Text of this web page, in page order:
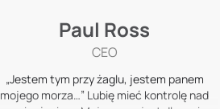
Paul Ross
CEO
„Jestem tym przy żaglu, jestem panem
mojego morza…” Lubię mieć kontrolę nad
Aby utrzymać wysoki poziom energii,
przełączam się między różnymi
aktywnościami. To sprzyja rozwojowi
osobistemu i otwiera drzwi na nowe
pomysły.
Moim ulubionym sposobem na przerwę jest